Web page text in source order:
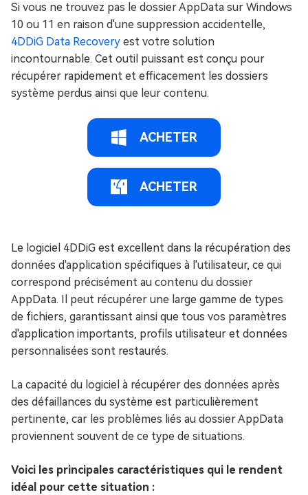
Si vous ne trouvez pas le dossier AppData sur Windows
10 ou 11 en raison d'une suppression accidentelle,
4DDiG Data Recovery est votre solution
incontournable. Cet outil puissant est conçu pour
récupérer rapidement et efficacement les dossiers
système perdus ainsi que leur contenu.
ACHETER
ACHETER
Le logiciel 4DDiG est excellent dans la récupération des
données d'application spécifiques à l'utilisateur, ce qui
correspond précisément au contenu du dossier
AppData. Il peut récupérer une large gamme de types
de fichiers, garantissant ainsi que tous vos paramètres
d'application importants, profils utilisateur et données
personnalisées sont restaurés.
La capacité du logiciel à récupérer des données après
des défaillances du système est particulièrement
pertinente, car les problèmes liés au dossier AppData
proviennent souvent de ce type de situations.
Voici les principales caractéristiques qui le rendent
idéal pour cette situation :